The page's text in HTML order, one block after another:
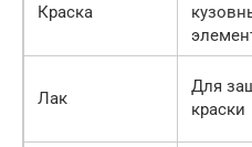
Краска
Лак
Для
краски